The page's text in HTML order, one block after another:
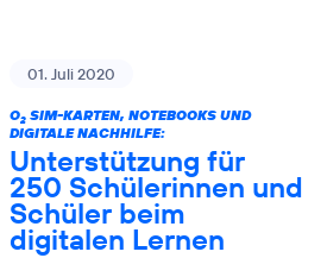
01. Juli 2020
O2SIM-KARTEN, NOTEBOOKS UND
DIGITALE NACHHILFE:
Unterstützung für
250 Schülerinnen und
Schüler beim
digitalen Lernen